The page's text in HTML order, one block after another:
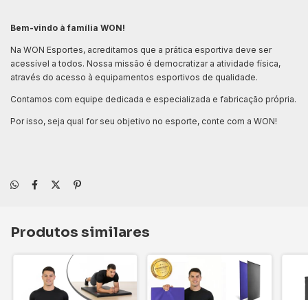
Bem-vindo à família WON!
Na WON Esportes, acreditamos que a prática esportiva deve ser
acessível a todos. Nossa missão é democratizar a atividade física,
através do acesso à equipamentos esportivos de qualidade.
Contamos com equipe dedicada e especializada e fabricação própria.
Por isso, seja qual for seu objetivo no esporte, conte com a WON!
Produtos similares